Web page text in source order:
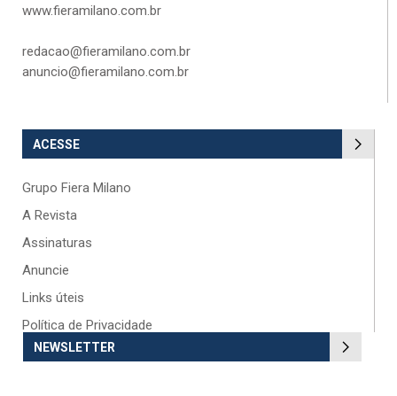
www.fieramilano.com.br
redacao@fieramilano.com.br
anuncio@fieramilano.com.br
ACESSE
Grupo Fiera Milano
A Revista
Assinaturas
Anuncie
Links úteis
Política de Privacidade
NEWSLETTER